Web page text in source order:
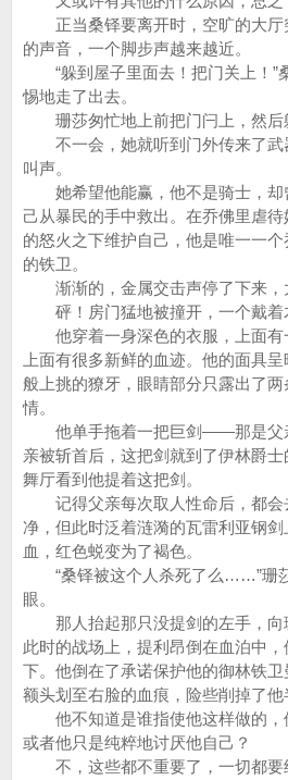
正当桑铎要离开时，空旷的大厅
的声音，一个脚步声越来越近。
“躲到屋子里面去！把门关上！”
惕地走了出去。
珊莎匆忙地上前把门闩上，然后
不一会，她就听到门外传来了武
叫声。
她希望他能赢，他不是骑士，却
己从暴民的手中救出。在乔佛里虐
的怒火之下维护自己，他是唯一一
的铁卫。
渐渐的，金属交击声停了下来，
砰！房门猛地被撞开，一个戴着
他穿着一身深色的衣服，上面有
上面有很多新鲜的血迹。他的面具
般上挑的獠牙，眼睛部分只露出了
情。
他单手拖着一把巨剑——那是父亲
亲被斩首后，这把剑就到了伊林爵
舞厅看到他提着这把剑。
记得父亲每次取人性命后，都会
净，但此时泛着涟漪的瓦雷利亚钢
血，红色蜕变为了褐色。
“桑铎被这个人杀死了么……”珊
眼。
那人抬起那只没提剑的左手，
此时的战场上，提利昂倒在血泊中
下。他倒在了承诺保护他的御林铁卫
额头划至右脸的血痕，险些削掉了他
他不知道是谁指使他这样做的，
或者他只是纯粹地讨厌他自己？
不，这些都不重要了，一切都要